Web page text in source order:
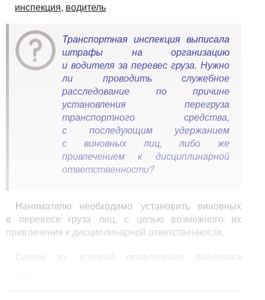
инспекция, водитель
Транспортная инспекция выписала
штрафы на организацию
и водителя за перевес груза. Нужно
ли проводить служебное
расследование по причине
установления перегруза
транспортного средства,
с последующим удержанием
с виновных лиц, либо же
привлечением к дисциплинарной
ответственности?
Нанимателю необходимо установить виновных
в перевесе груза лиц, с целью возможного их
привлечения к дисциплинарной ответственности.
Одним из условий привлечения работника